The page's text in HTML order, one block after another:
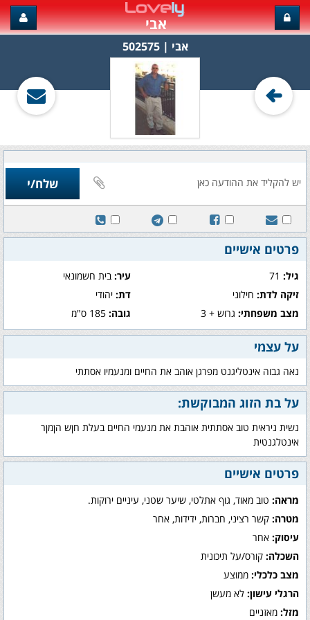
אבי
אבי‏ | 502575
פרטים אישיים
גיל: עיר:בית חשמונאי
זיקה לדת: חילוני דת:יהודי
מצב משפחתי: גרוש + 3 גובה:185 ס"מ
על עצמי
נאה גבוה אינטליגנט מפרגן אוהב את החיים ומנעמיו אסתתי
על בת הזוג המבוקשת:
נשית ניראית טוב אסתתית אוהבת את מנעמי החיים בעלת חןש הןמןר
אינטלגנטית
פרטים אישיים
מראה: טוב מאוד, גוף אתלטי, שיער שטני, עיניים ירוקות.
מטרה: קשר רציני, חברות, ידידות, אחר
עיסוק: אחר
השכלה: קורס/על תיכונית
מצב כלכלי: ממוצע
הרגלי עישון: לא מעשן
מזל: מאזניים